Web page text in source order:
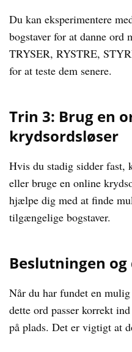
Du kan eksperimentere
bogstaver for at danne ord
TRYSER, RYSTRE,
for at teste dem senere.
Trin 3: Brug en
krydsordsløser
Hvis du stadig sidder fast,
eller bruge en online
hjælpe dig med at finde
tilgængelige bogstaver.
Beslutningen
Når du har fundet en
dette ord passer korrekt
på plads. Det er vigtigt at